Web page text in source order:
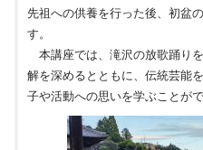
先祖への供養を行った後、初盆
す。
本講座では、滝沢の放歌踊り
解を深めるとともに、伝統芸能
子や活動への思いを学ぶことがで